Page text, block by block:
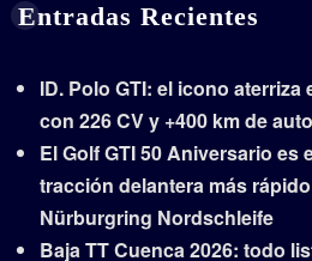
Entradas Recientes
ID. Polo GTI: el icono
con 226 CV y +400 km de
El Golf GTI 50 Aniversario es
tracción delantera más
Nürburgring Nordschleife
Baja TT Cuenca 2026: todo